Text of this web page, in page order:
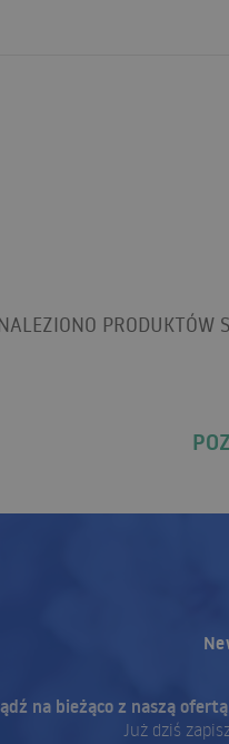
PRODUKTÓW
na bieżąco z naszą
Już dziś